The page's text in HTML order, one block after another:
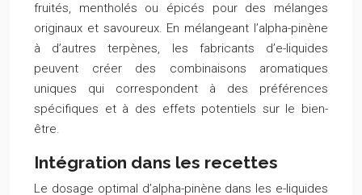
fruités, mentholés ou épicés pour des mélanges
originaux et savoureux. En mélangeant l’alpha-pinène
à d’autres terpènes, les fabricants d’e-liquides
peuvent créer des combinaisons aromatiques
uniques qui correspondent à des préférences
spécifiques et à des effets potentiels sur le bien-
être.
Intégration dans les recettes
Le dosage optimal d’alpha-pinène dans les e-liquides